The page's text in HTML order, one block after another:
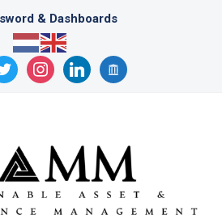
& Dashboards
instagramlinkedinarchive